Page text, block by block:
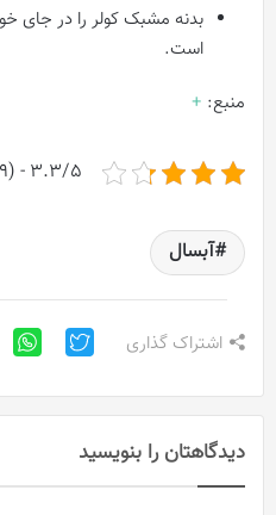
بدنه مشبک کولر را در جای
است.
منبع: +
3.3/5 - (9 امتیاز)
آبسال
اشتراک گذاری
دیدگاهتان را بنویسید